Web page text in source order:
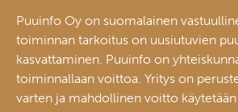
Puuinfo Oy on suomalainen
toiminnan tarkoitus on uusiutuvien
kasvattaminen. Puuinfo on
toiminnallaan voittoa. Yritys on
varten ja mahdollinen voitto